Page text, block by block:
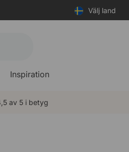
Välj land
Inspiration
av 5 i betyg